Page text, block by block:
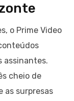
o Prime Video
assinantes.
cheio de
as surpresas